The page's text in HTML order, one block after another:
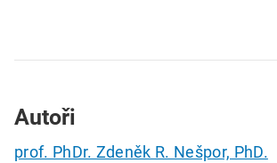
Autoři
prof. PhDr. Zdeněk R. Nešpor, PhD.